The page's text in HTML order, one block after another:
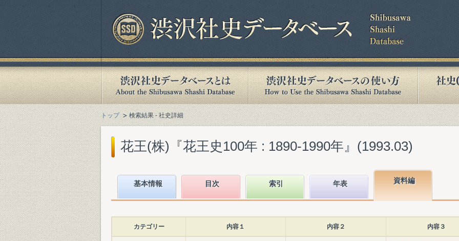
トップ 検索結果 - 社史詳細
花王(株)『花王史100年 : 1890-1990年』(1993.03)
基本情報 目次 索引 年表 資料編
カテゴリー 内容１ 内容２ 内容３